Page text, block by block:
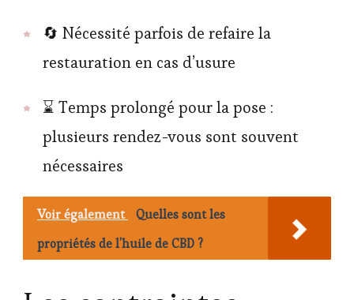
🔄 Nécessité parfois de refaire la
restauration en cas d’usure
⌛ Temps prolongé pour la pose :
plusieurs rendez-vous sont souvent
nécessaires
Voir également
Quelles sont les
propriétés de l’huile de CBD ?